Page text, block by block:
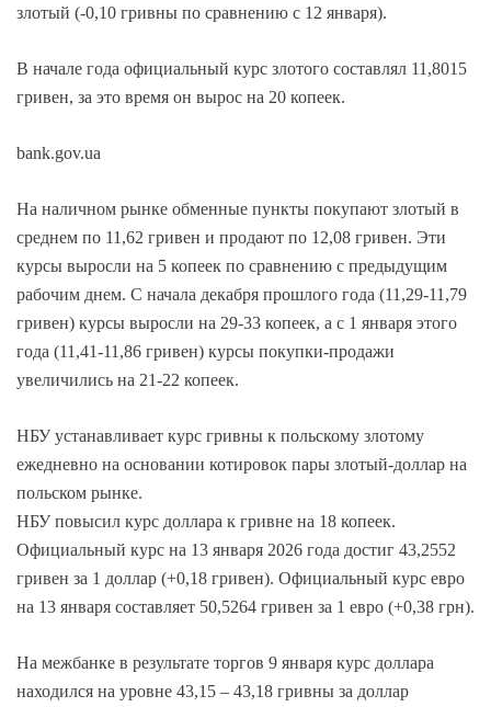
злотый (-0,10 гривны по сравнению с 12 января).
В начале года официальный курс злотого составлял 11,8015
гривен, за это время он вырос на 20 копеек.
bank.gov.ua
На наличном рынке обменные пункты покупают злотый в
среднем по 11,62 гривен и продают по 12,08 гривен. Эти
курсы выросли на 5 копеек по сравнению с предыдущим
рабочим днем. С начала декабря прошлого года (11,29-11,79
гривен) курсы выросли на 29-33 копеек, а с 1 января этого
года (11,41-11,86 гривен) курсы покупки-продажи
увеличились на 21-22 копеек.
НБУ устанавливает курс гривны к польскому злотому
ежедневно на основании котировок пары злотый-доллар на
польском рынке.
НБУ повысил курс доллара к гривне на 18 копеек.
Официальный курс на 13 января 2026 года достиг 43,2552
гривен за 1 доллар (+0,18 гривен). Официальный курс евро
на 13 января составляет 50,5264 гривен за 1 евро (+0,38 грн).
На межбанке в результате торгов 9 января курс доллара
находился на уровне 43,15 – 43,18 гривны за доллар